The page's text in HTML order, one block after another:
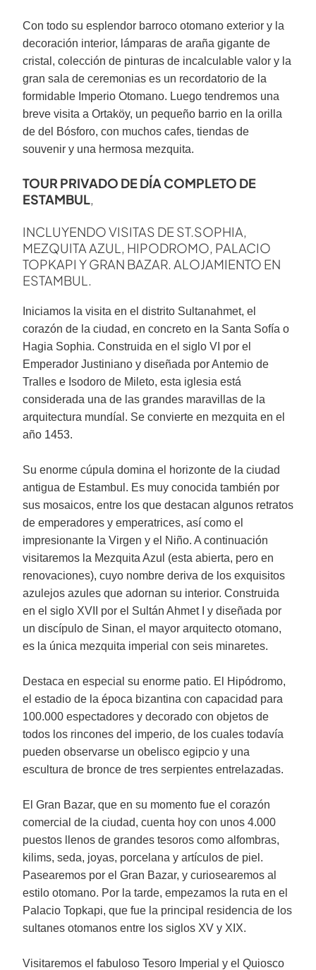
Con todo su esplendor barroco otomano exterior y la
decoración interior, lámparas de araña gigante de
cristal, colección de pinturas de incalculable valor y la
gran sala de ceremonias es un recordatorio de la
formidable Imperio Otomano. Luego tendremos una
breve visita a Ortaköy, un pequeño barrio en la orilla
de del Bósforo, con muchos cafes, tiendas de
souvenir y una hermosa mezquita.
TOUR PRIVADO DE DÍA COMPLETO DE
ESTAMBUL,
INCLUYENDO VISITAS DE ST.SOPHIA,
MEZQUITA AZUL, HIPODROMO, PALACIO
TOPKAPI Y GRAN BAZAR. ALOJAMIENTO EN
ESTAMBUL.
Iniciamos la visita en el distrito Sultanahmet, el
corazón de la ciudad, en concreto en la Santa Sofía o
Hagia Sophia. Construida en el siglo VI por el
Emperador Justiniano y diseñada por Antemio de
Tralles e Isodoro de Mileto, esta iglesia está
considerada una de las grandes maravillas de la
arquitectura mundíal. Se convierte en mezquita en el
año 1453.
Su enorme cúpula domina el horizonte de la ciudad
antigua de Estambul. Es muy conocida también por
sus mosaicos, entre los que destacan algunos retratos
de emperadores y emperatrices, así como el
impresionante la Virgen y el Niño. A continuación
visitaremos la Mezquita Azul (esta abierta, pero en
renovaciones), cuyo nombre deriva de los exquisitos
azulejos azules que adornan su interior. Construida
en el siglo XVII por el Sultán Ahmet I y diseñada por
un discípulo de Sinan, el mayor arquitecto otomano,
es la única mezquita imperial con seis minaretes.
Destaca en especial su enorme patio. El Hipódromo,
el estadio de la época bizantina con capacidad para
100.000 espectadores y decorado con objetos de
todos los rincones del imperio, de los cuales todavía
pueden observarse un obelisco egipcio y una
escultura de bronce de tres serpientes entrelazadas.
El Gran Bazar, que en su momento fue el corazón
comercial de la ciudad, cuenta hoy con unos 4.000
puestos llenos de grandes tesoros como alfombras,
kilims, seda, joyas, porcelana y artículos de piel.
Pasearemos por el Gran Bazar, y curiosearemos al
estilo otomano. Por la tarde, empezamos la ruta en el
Palacio Topkapi, que fue la principal residencia de los
sultanes otomanos entre los siglos XV y XIX.
Visitaremos el fabuloso Tesoro Imperial y el Quiosco